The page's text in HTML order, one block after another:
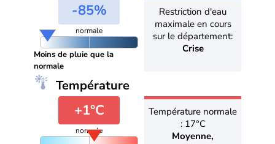
-85%
normale
Moins de pluie que la
normale
Restriction d'eau
maximale en cours
sur le département:
Crise
Température
+1°C
normale
Température normale
: 17°C
Moyenne,